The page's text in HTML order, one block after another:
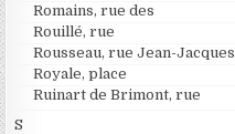
Romains, rue des
Rouillé, rue
Rousseau, rue Jean-Jacques
Royale, place
Ruinart de Brimont, rue
S